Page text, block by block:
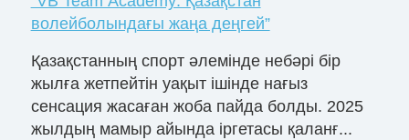
волейболындағы жаңа деңгей”
Қазақстанның спорт әлемінде небәрі бір
жылға жетпейтін уақыт ішінде нағыз
сенсация жасаған жоба пайда болды. 2025
жылдың мамыр айында іргетасы қаланғ...